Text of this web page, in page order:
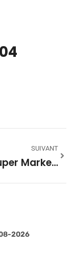
SUIVANT
Black Super Market Saison 27 04
2026